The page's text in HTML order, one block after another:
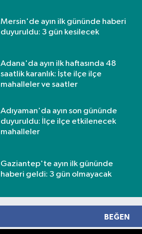
Mersin'de ayın ilk gününde haberi
duyuruldu: 3 gün kesilecek
Adana'da ayın ilk haftasında 48
saatlik karanlık: İşte ilçe ilçe
mahalleler ve saatler
Adıyaman'da ayın son gününde
duyuruldu: İlçe ilçe etkilenecek
mahalleler
Gaziantep'te ayın ilk gününde
haberi geldi: 3 gün olmayacak
BEĞEN